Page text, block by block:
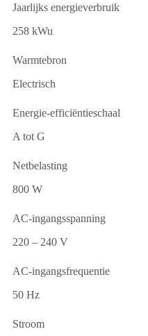
Jaarlijks energieverbruik
258 kWu
Warmtebron
Electrisch
Energie-efficiëntieschaal
A tot G
Netbelasting
800 W
AC-ingangsspanning
220 – 240 V
AC-ingangsfrequentie
50 Hz
Stroom